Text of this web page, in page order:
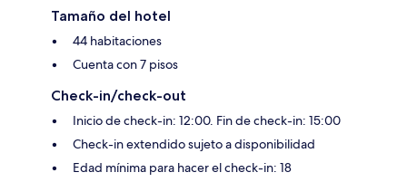
Tamaño del hotel
44 habitaciones
Cuenta con 7 pisos
Check-in/check-out
Inicio de check-in: 12:00. Fin de check-in: 15:00
Check-in extendido sujeto a disponibilidad
Edad mínima para hacer el check-in: 18